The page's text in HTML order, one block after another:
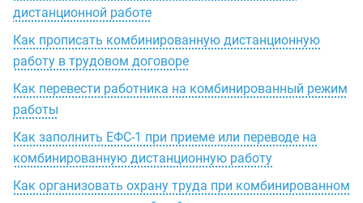
дистанционной работе
Как прописать комбинированную дистанционную
работу в трудовом договоре
Как перевести работника на комбинированный режим
работы
Как заполнить ЕФС-1 при приеме или переводе на
комбинированную дистанционную работу
Как организовать охрану труда при комбинированном